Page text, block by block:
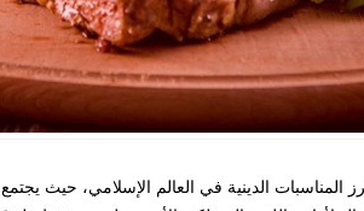
المناسبات الدينية في العالم الإسلامي، حيث